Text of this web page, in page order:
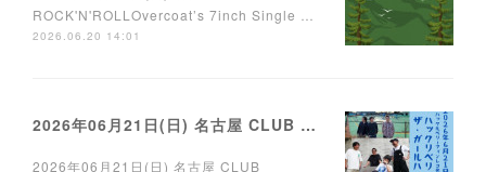
ROCK'N'ROLLOvercoat’s 7inch Single …
2026.06.20 14:01
2026年06月21日(日) 名古屋 CLUB ROCK'N'ROLL
2026年06月21日(日) 名古屋 CLUB